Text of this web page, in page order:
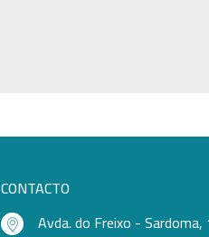
CONTACTO
Avda. do Freixo - Sardoma,